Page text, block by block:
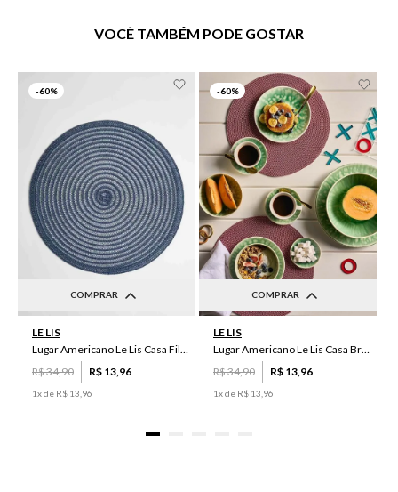
VOCÊ TAMBÉM PODE GOSTAR
-60%
COMPRAR
LE LIS
Lugar Americano Le Lis Casa Filipa
R$34,90 R$ 13 96
1x de R$ 13 96
-60%
COMPRAR
LE LIS
Lugar Americano Le Lis Casa Brenda
R$34,90 R$ 13 96
1x de R$ 13 96